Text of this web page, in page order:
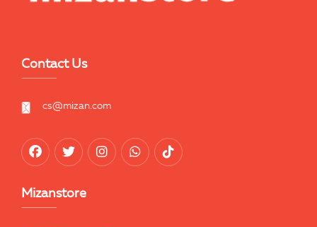
Contact Us
cs@mizan.com
Mizanstore